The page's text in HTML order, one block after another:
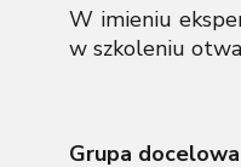
W imieniu
w szkoleniu
Grupa docelowa